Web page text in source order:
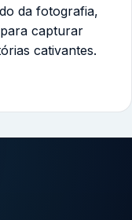
da fotografia,
capturar
cativantes.